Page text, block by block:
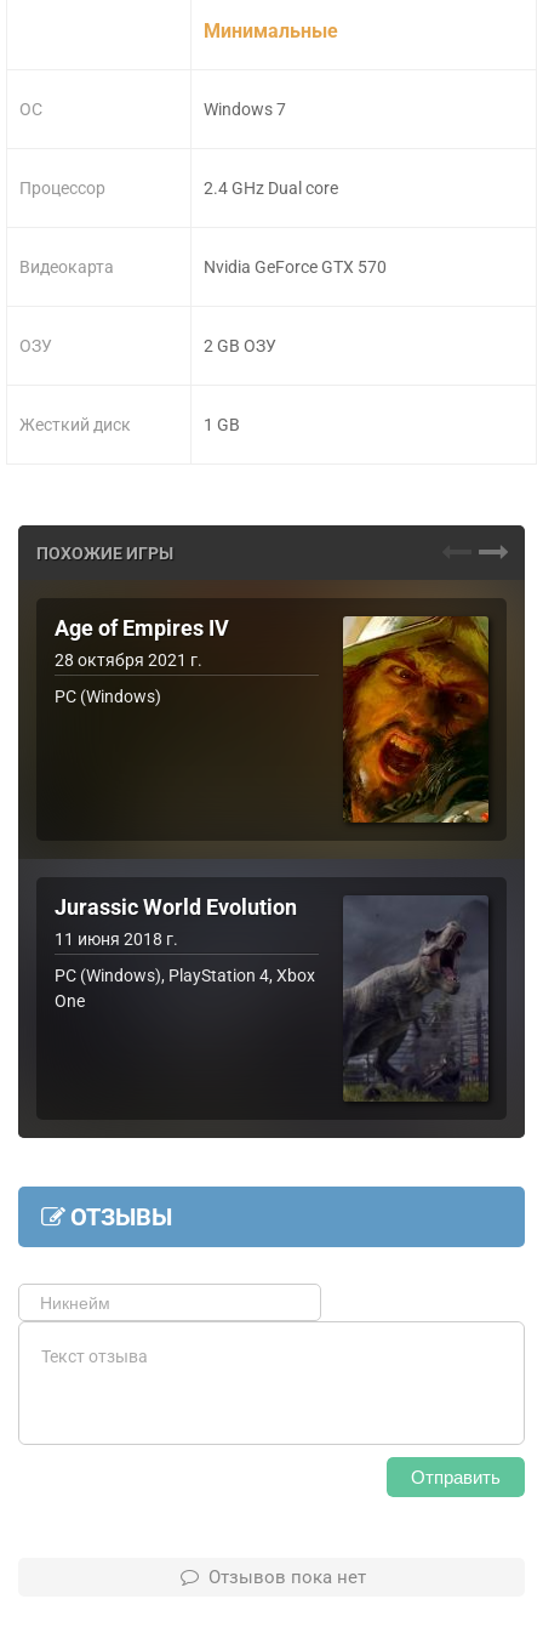
ОС
Процессор
Видеокарта
ОЗУ
Жесткий диск
Минимальные
Windows 7
2.4 GHz Dual core
Nvidia GeForce GTX 570
2 GB ОЗУ
1 GB
ПОХОЖИЕ ИГРЫ
Age of Empires IV
28 октября 2021 г.
PC (Windows)
Jurassic World Evolution
11 июня 2018 г.
PC (Windows), PlayStation 4, Xbox
One
ОТЗЫВЫ
Отправить
Отзывов пока нет